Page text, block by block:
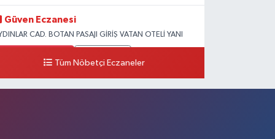
Güven Eczanesi
CAD. BOTAN PASAJI GİRİŞ VATAN OTELİ YANI
Tüm Nöbetçi Eczaneler